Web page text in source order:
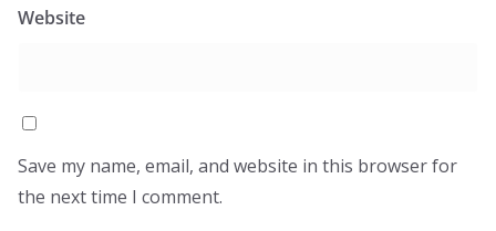
Website
Save my name, email, and website in this browser for
the next time I comment.